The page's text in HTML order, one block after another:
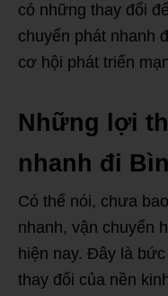
có những thay đổi
chuyển phát nhanh
cơ hội phát triển
Những lợi
nhanh đi
Có thể nói, chưa
nhanh, vận chuyển
hiện nay. Đây là
thay đổi của nền